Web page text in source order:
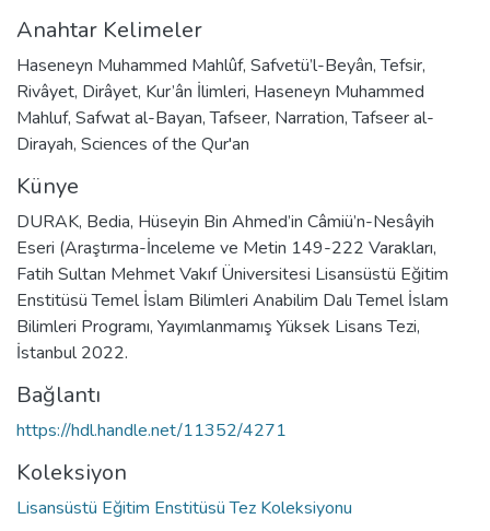
Anahtar Kelimeler
Haseneyn Muhammed Mahlûf, Safvetü’l-Beyân,Tefsir,
Rivâyet, Dirâyet, Kur’ân İlimleri, Haseneyn Muhammed
Mahluf, Safwat al-Bayan,Tafseer, Narration,Tafseer al-
Dirayah, Sciences of the Qur'an
Künye
DURAK, Bedia, Hüseyin Bin Ahmed’in Câmiü’n-Nesâyih
Eseri (Araştırma-İnceleme ve Metin 149-222 Varakları,
Fatih Sultan Mehmet Vakıf Üniversitesi Lisansüstü Eğitim
Enstitüsü Temel İslam Bilimleri Anabilim Dalı Temel İslam
Bilimleri Programı, Yayımlanmamış Yüksek Lisans Tezi,
İstanbul 2022.
Bağlantı
https://hdl.handle.net/11352/4271
Koleksiyon
Lisansüstü Eğitim Enstitüsü Tez Koleksiyonu